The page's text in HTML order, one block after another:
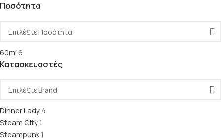
Ποσότητα
60ml6
Κατασκευαστές
Dinner Lady4
Steam City1
Steampunk1